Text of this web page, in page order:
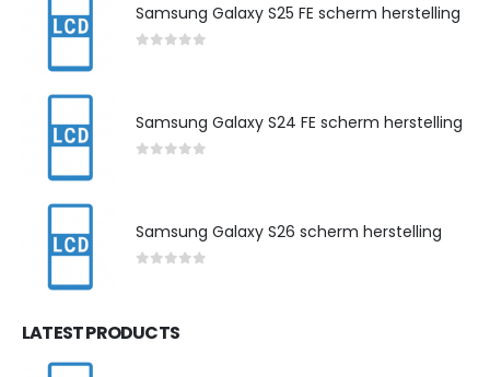
Samsung Galaxy S25 FE scherm herstelling
Samsung Galaxy S24 FE scherm herstelling
Samsung Galaxy S26 scherm herstelling
LATEST PRODUCTS